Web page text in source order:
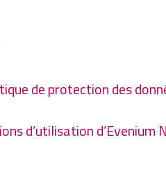
de protection des
d’utilisation d’Evenium